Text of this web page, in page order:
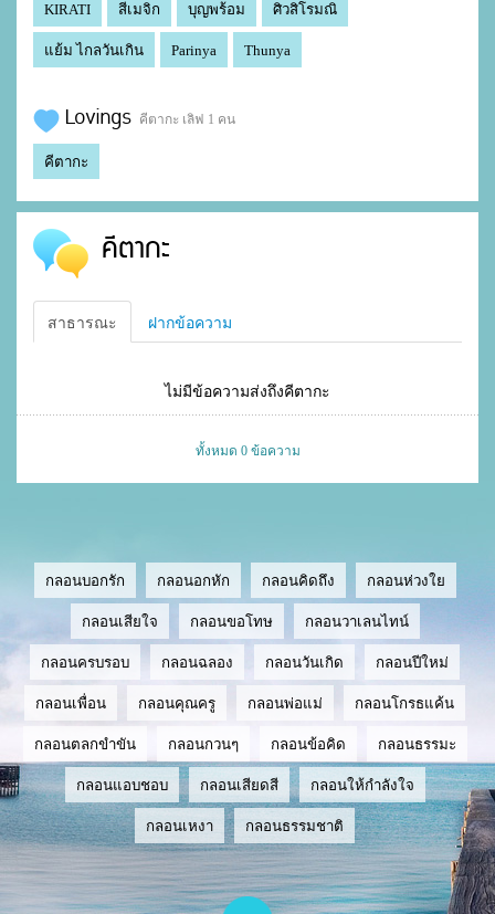
KIRATI สีเมจิก บุญพร้อม ศิวสิโรมณิ
แย้ม ไกลวันเกิน Parinya Thunya
Lovings คีตากะ เลิฟ 1 คน
คีตากะ
คีตากะ
สาธารณะ ฝากข้อความ
ไม่มีข้อความส่งถึงคีตากะ
ทั้งหมด 0 ข้อความ
กลอนบอกรัก กลอนอกหัก กลอนคิดถึง กลอนห่วงใย
กลอนเสียใจ กลอนขอโทษ กลอนวาเลนไทน์
กลอนครบรอบ กลอนฉลอง กลอนวันเกิด กลอนปีใหม่
กลอนเพื่อน กลอนคุณครู กลอนพ่อแม่ กลอนโกรธแค้น
กลอนตลกขำขัน กลอนกวนๆ กลอนข้อคิด กลอนธรรมะ
กลอนแอบชอบ กลอนเสียดสี กลอนให้กำลังใจ
กลอนเหงา กลอนธรรมชาติ